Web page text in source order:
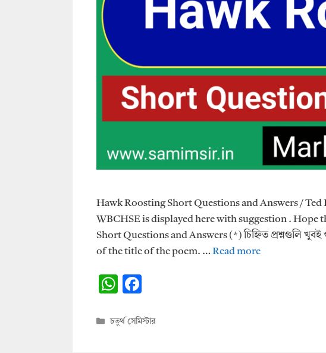
Hawk Roosting Short Questions and Answers / Ted
WBCHSE is displayed here with suggestion .
Short Questions and Answers (*) চিহ্নিত প্রশ্নগুলি
of the title of the poem. … Read more
W
at e
Categories
চতুর্থ সেমিস্টার